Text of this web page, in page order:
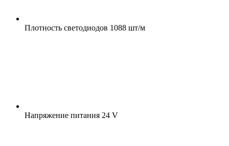
Плотность светодиодов 1088 шт/м
Напряжение питания 24 V